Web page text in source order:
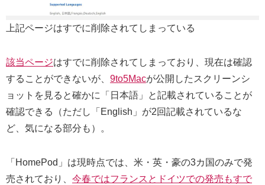
上記ページはすでに削除されてしまっている
該当ページはすでに削除されてしまっており、現在は確認
することができないが、 9to5Macが公開したスクリーンシ
ョットを見ると確かに「日本語」と記載されていることが
確認できる（ただし「English」が2回記載されているな
ど、気になる部分も）。
「HomePod」は現時点では、米・英・豪の3カ国のみで発
売されており、 今春ではフランスとドイツでの発売もすで